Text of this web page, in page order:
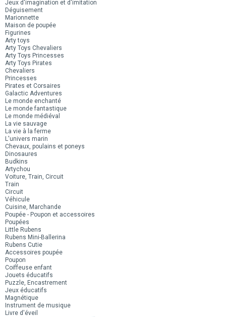
Jeux d'imagination et d'imitation
Déguisement
Marionnette
Maison de poupée
Figurines
Arty toys
Arty Toys Chevaliers
Arty Toys Princesses
Arty Toys Pirates
Chevaliers
Princesses
Pirates et Corsaires
Galactic Adventures
Le monde enchanté
Le monde fantastique
Le monde médiéval
La vie sauvage
La vie à la ferme
L'univers marin
Chevaux, poulains et poneys
Dinosaures
Budkins
Artychou
Voiture, Train, Circuit
Train
Circuit
Véhicule
Cuisine, Marchande
Poupée - Poupon et accessoires
Poupées
Little Rubens
Rubens Mini-Ballerina
Rubens Cutie
Accessoires poupée
Poupon
Coiffeuse enfant
Jouets éducatifs
Puzzle, Encastrement
Jeux éducatifs
Magnétique
Instrument de musique
Livre d'éveil